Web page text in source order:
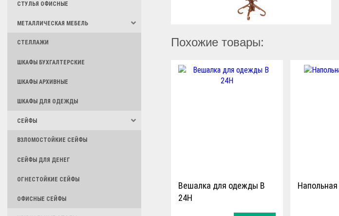
СТУЛЬЯ ОФИСНЫЕ
МЕТАЛЛИЧЕСКАЯ МЕБЕЛЬ
СТЕЛЛАЖИ
ШКАФЫ БУХГАЛТЕРСКИЕ
ШКАФЫ АРХИВНЫЕ
ШКАФЫ ДЛЯ ОДЕЖДЫ
СЕЙФЫ
ВЗЛОМОСТОЙКИЕ СЕЙФЫ
СЕЙФЫ ДЛЯ ДЕНЕГ
ОГНЕСТОЙКИЕ СЕЙФЫ
ОФИСНЫЕ СЕЙФЫ
Похожие товары:
Вешалка для одежды В
24Н